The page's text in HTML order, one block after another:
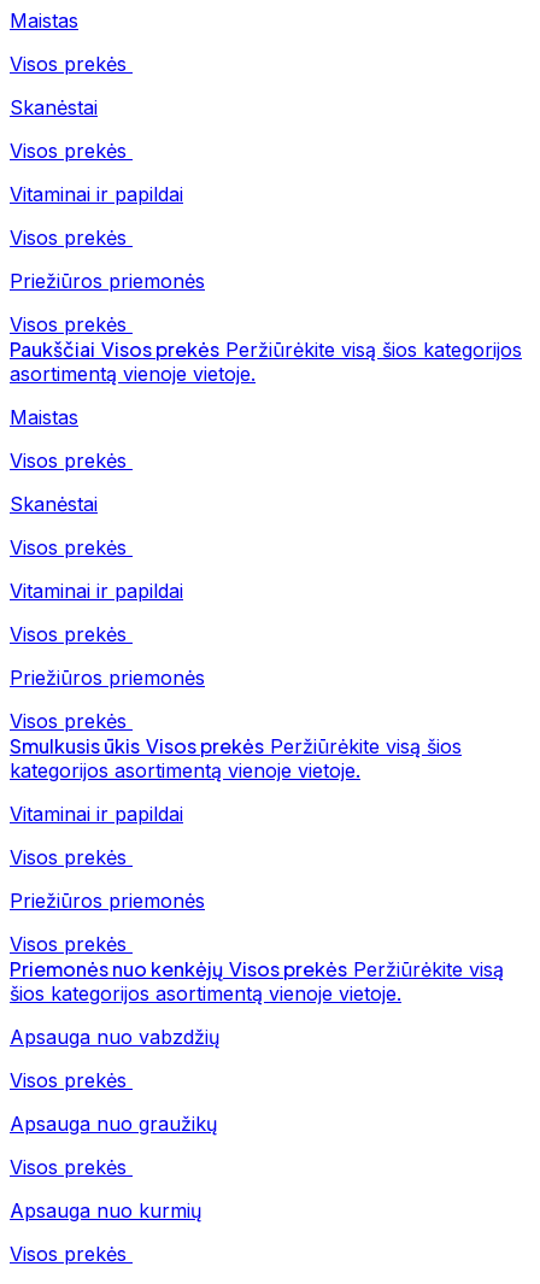
Maistas
Visos prekės
Skanėstai
Visos prekės
Vitaminai ir papildai
Visos prekės
Priežiūros priemonės
Visos prekės
Paukščiai Visos prekės Peržiūrėkite visą šios kategorijos
asortimentą vienoje vietoje.
Maistas
Visos prekės
Skanėstai
Visos prekės
Vitaminai ir papildai
Visos prekės
Priežiūros priemonės
Visos prekės
Smulkusis ūkis Visos prekės Peržiūrėkite visą šios
kategorijos asortimentą vienoje vietoje.
Vitaminai ir papildai
Visos prekės
Priežiūros priemonės
Visos prekės
Priemonės nuo kenkėjų Visos prekės Peržiūrėkite visą
šios kategorijos asortimentą vienoje vietoje.
Apsauga nuo vabzdžių
Visos prekės
Apsauga nuo graužikų
Visos prekės
Apsauga nuo kurmių
Visos prekės